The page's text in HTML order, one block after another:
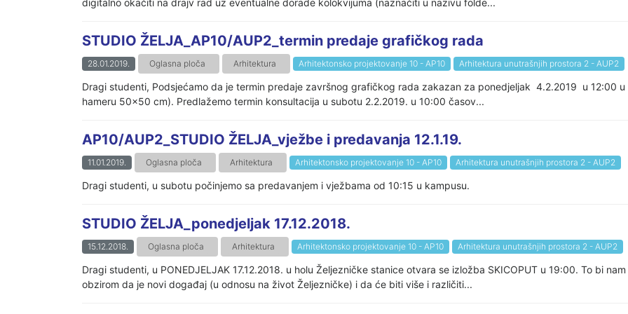
digitalno okačiti na drajv rad uz eventualne dorade kolokvijuma (naznačiti u nazivu folde...
STUDIO ŽELJA_AP10/AUP2_termin predaje grafičkog rada
28.01.2019. Oglasna ploča Arhitektura Arhitektonsko projektovanje 10 - AP10 Arhitektura unutrašnjih prostora 2 - AUP2
Dragi studenti, Podsjećamo da je termin predaje završnog grafičkog rada zakazan za ponedjeljak 4.2.2019 u 12:00
hameru 50x50 cm). Predlažemo termin konsultacija u subotu 2.2.2019. u 10:00 časov...
AP10/AUP2_STUDIO ŽELJA_vježbe i predavanja 12.1.19.
11.01.2019. Oglasna ploča Arhitektura Arhitektonsko projektovanje 10 - AP10 Arhitektura unutrašnjih prostora 2 - AUP2
Dragi studenti, u subotu počinjemo sa predavanjem i vježbama od 10:15 u kampusu.
STUDIO ŽELJA_ponedjeljak 17.12.2018.
15.12.2018. Oglasna ploča Arhitektura Arhitektonsko projektovanje 10 - AP10 Arhitektura unutrašnjih prostora 2 - AUP2
Dragi studenti, u PONEDJELJAK 17.12.2018. u holu Željezničke stanice otvara se izložba SKICOPUT u 19:00. To bi
obzirom da je novi događaj (u odnosu na život Željezničke) i da će biti više i različiti...